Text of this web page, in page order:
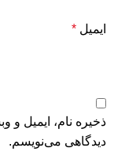
ایمیل *
ذخیره نام، ایمیل و
دیدگاهی می‌نویسم.